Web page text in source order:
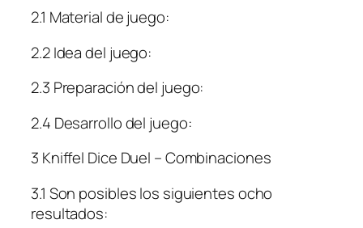
2.1 Material de juego:
2.2 Idea del juego:
2.3 Preparación del juego:
2.4 Desarrollo del juego:
3 Kniffel Dice Duel – Combinaciones
3.1 Son posibles los siguientes ocho
resultados: